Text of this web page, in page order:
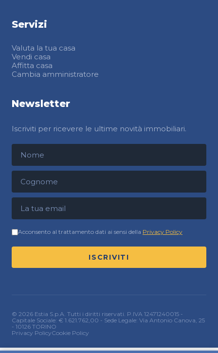
Servizi
Valuta la tua casa
Vendi casa
Affitta casa
Cambia amministratore
Newsletter
Iscriviti per ricevere le ultime novità immobiliari.
Nome
Cognome
Indirizzo email
Acconsento al trattamento dati ai sensi della Privacy Policy
ISCRIVITI
© 2026 Estia S.p.A. Tutti i diritti riservati. P.IVA 12471240015 -
Capitale Sociale: € 1.621.762,00 - Sede Legale: Via Antonio Canova, 25
- 10126 TORINO
Privacy PolicyCookie Policy